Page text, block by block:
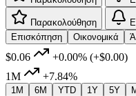
Παρακολούθηση
Επισκόπηση
Οικονομικά
$0.06 +0.00% (+$0.00)
1M
+7.84%
1M 6M YTD 1Y 5Y